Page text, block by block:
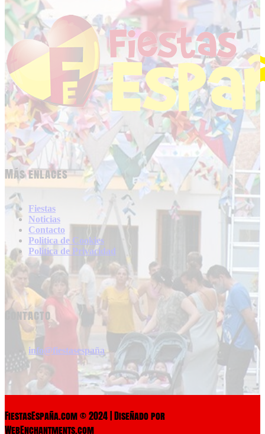
Más enlaces
Fiestas
Noticias
Contacto
Politica de Cookies
Politica de Privacidad
Contacto
info@fiestasespaña
FiestasEspaña.com © 2024 | Diseñado por
WebEnchantments.com